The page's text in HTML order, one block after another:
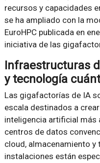
recursos y capacidades
se ha ampliado con la
EuroHPC publicada en
iniciativa de las
Infraestructuras
y tecnología
Las gigafactorías de IA
escala destinados a
inteligencia artificial más
centros de datos
cloud, almacenamiento y
instalaciones están